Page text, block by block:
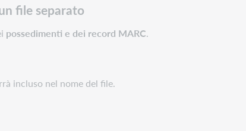
file separato
possedimenti e dei record MARC.
incluso nel nome del file.